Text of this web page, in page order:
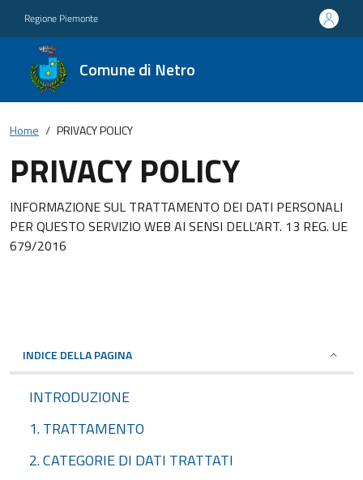
Regione Piemonte
Comune di Netro
Home PRIVACY POLICY
PRIVACY POLICY
INFORMAZIONE SUL TRATTAMENTO DEI DATI PERSONALI
PER QUESTO SERVIZIO WEB AI SENSI DELL’ART. 13 REG. UE
679/2016
INDICE DELLA PAGINA
INTRODUZIONE
1. TRATTAMENTO
2. CATEGORIE DI DATI TRATTATI